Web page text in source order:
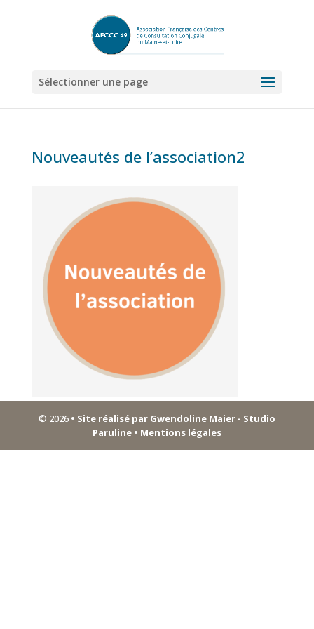
Sélectionner une page
Nouveautés de l’association2
© 2026 • Site réalisé par Gwendoline Maier - Studio
Paruline• Mentions légales